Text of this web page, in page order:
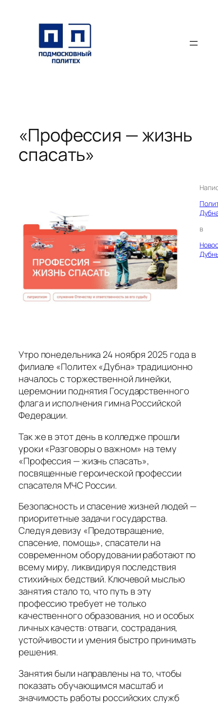
содержимому
«Профессия — жизнь
спасать»
в
Утро понедельника 24 ноября 2025 года в
филиале «Политех «Дубна» традиционно
началось с торжественной линейки,
церемонии поднятия Государственного
флага и исполнения гимна Российской
Федерации.
Так же в этот день в колледже прошли
уроки «Разговоры о важном» на тему
«Профессия — жизнь спасать»,
посвященные героической профессии
спасателя МЧС России.
Безопасность и спасение жизней людей —
приоритетные задачи государства.
Следуя девизу «Предотвращение,
спасение, помощь», спасатели на
современном оборудовании работают по
всему миру, ликвидируя последствия
стихийных бедствий. Ключевой мыслью
занятия стало то, что путь в эту
профессию требует не только
качественного образования, но и особых
личных качеств: отваги, сострадания,
устойчивости и умения быстро принимать
решения.
Занятия были направлены на то, чтобы
показать обучающимся масштаб и
значимость работы российских служб